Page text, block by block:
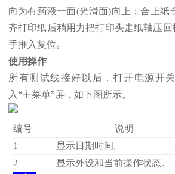
向为有药液一面(光滑面)向上；合上纸
齐打印纸后稍用力把打印头走纸轴压
手推入复位。
使用操作
所有测试线接好以后，打开电源开
入“主菜单”屏，如下图所示。
编号
说明
1
显示日期时间。
2
显示外设和当前操作状态。